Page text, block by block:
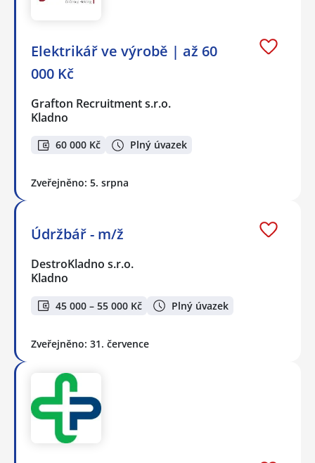
Elektrikář ve výrobě | až 60
000 Kč
Grafton Recruitment s.r.o.
Kladno
60 000 Kč Plný úvazek
Zveřejněno: 5. srpna
Údržbář - m/ž
DestroKladno s.r.o.
Kladno
45 000 – 55 000 Kč Plný úvazek
Zveřejněno: 31. července